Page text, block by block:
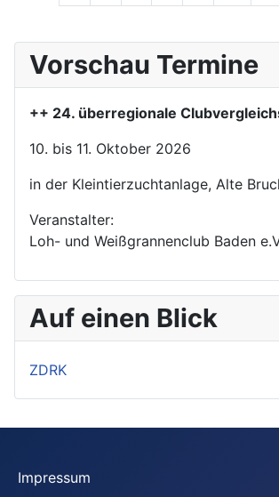
Vorschau Termine
++ 24. überregionale
10. bis 11. Oktober 2026
in der Kleintierzuchtanlage, Alte
Veranstalter:
Loh- und Weißgrannenclub Baden
Auf einen Blick
ZDRK
Impressum